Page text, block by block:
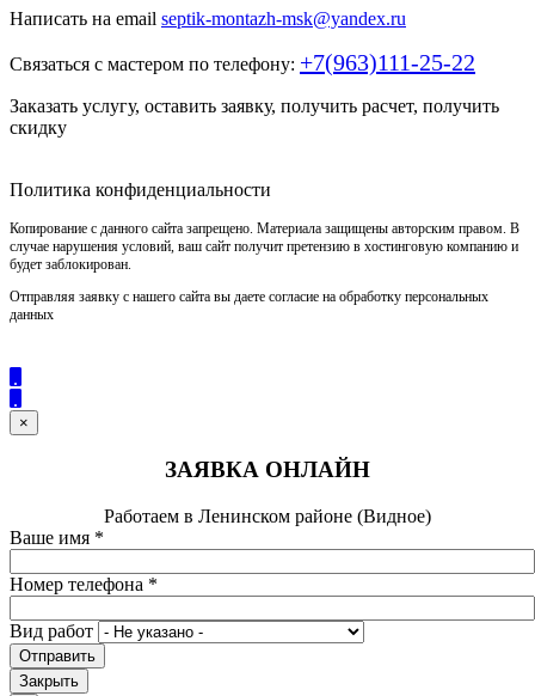
Написать на email septik-montazh-msk@yandex.ru
Связаться с мастером по телефону: +7(963)111-25-22
Заказать услугу, оставить заявку, получить расчет, получить
скидку
Политика конфиденциальности
Копирование с данного сайта запрещено. Материала защищены авторским правом. В
случае нарушения условий, ваш сайт получит претензию в хостинговую компанию и
будет заблокирован.
Отправляя заявку с нашего сайта вы даете согласие на обработку персональных
данных
×
ЗАЯВКА ОНЛАЙН
Работаем в Ленинском районе (Видное)
Ваше имя *
Номер телефона *
Вид работ
Отправить
Закрыть